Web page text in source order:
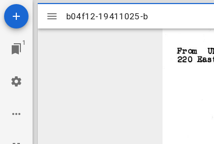
1
Mirador
viewer
b04f12-19411025-b
b04f12-19411025-b